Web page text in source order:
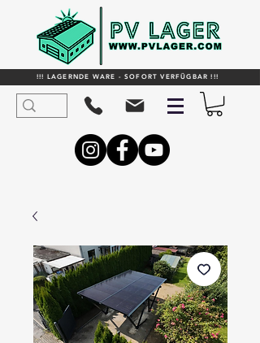
!!! LAGERNDE WARE - SOFORT VERFÜGBAR !!!